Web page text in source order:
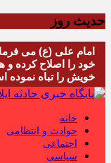
حدیث روز
خویش را تباه نموده
خانه
حوادث و انتظامی
اجتماعی
سیاسی